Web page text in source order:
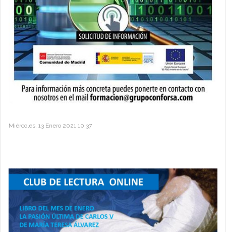
Miércoles, 13 Enero 2021 10:37